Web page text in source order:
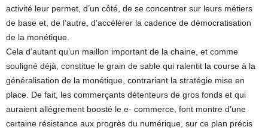
activité leur permet, d’un côté, de se concentrer sur leurs métiers
de base et, de l’autre, d’accélérer la cadence de démocratisation
de la monétique.
Cela d’autant qu’un maillon important de la chaine, et comme
souligné déjà, constitue le grain de sable qui ralentit la course à la
généralisation de la monétique, contrariant la stratégie mise en
place. De fait, les commerçants détenteurs de gros fonds et qui
auraient allégrement boosté le e- commerce, font montre d’une
certaine résistance aux progrès du numérique, sur ce plan précis